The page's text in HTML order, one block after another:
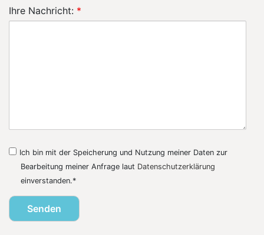
Ihre Nachricht: *
Ich bin mit der Speicherung und Nutzung meiner Daten zur
Bearbeitung meiner Anfrage laut Datenschutzerklärung
einverstanden.*